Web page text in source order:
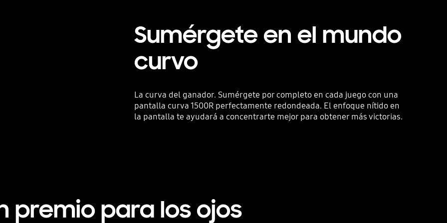
Sumérgete en el mundo
curvo
La curva del ganador. Sumérgete por completo en cada juego con una
pantalla curva 1500R perfectamente redondeada. El enfoque nítido en
la pantalla te ayudará a concentrarte mejor para obtener más victorias.
premio para los ojos